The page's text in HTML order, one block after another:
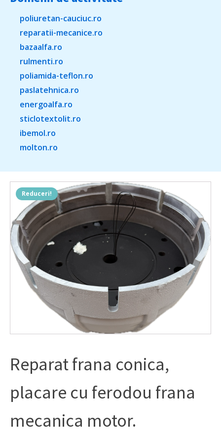
poliuretan-cauciuc.ro
reparatii-mecanice.ro
bazaalfa.ro
rulmenti.ro
poliamida-teflon.ro
paslatehnica.ro
energoalfa.ro
sticlotextolit.ro
ibemol.ro
molton.ro
Reduceri!
Reparat frana conica,
placare cu ferodou frana
mecanica motor.